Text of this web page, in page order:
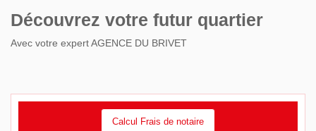
Découvrez votre futur quartier
Avec votre expert AGENCE DU BRIVET
Calcul Frais de notaire